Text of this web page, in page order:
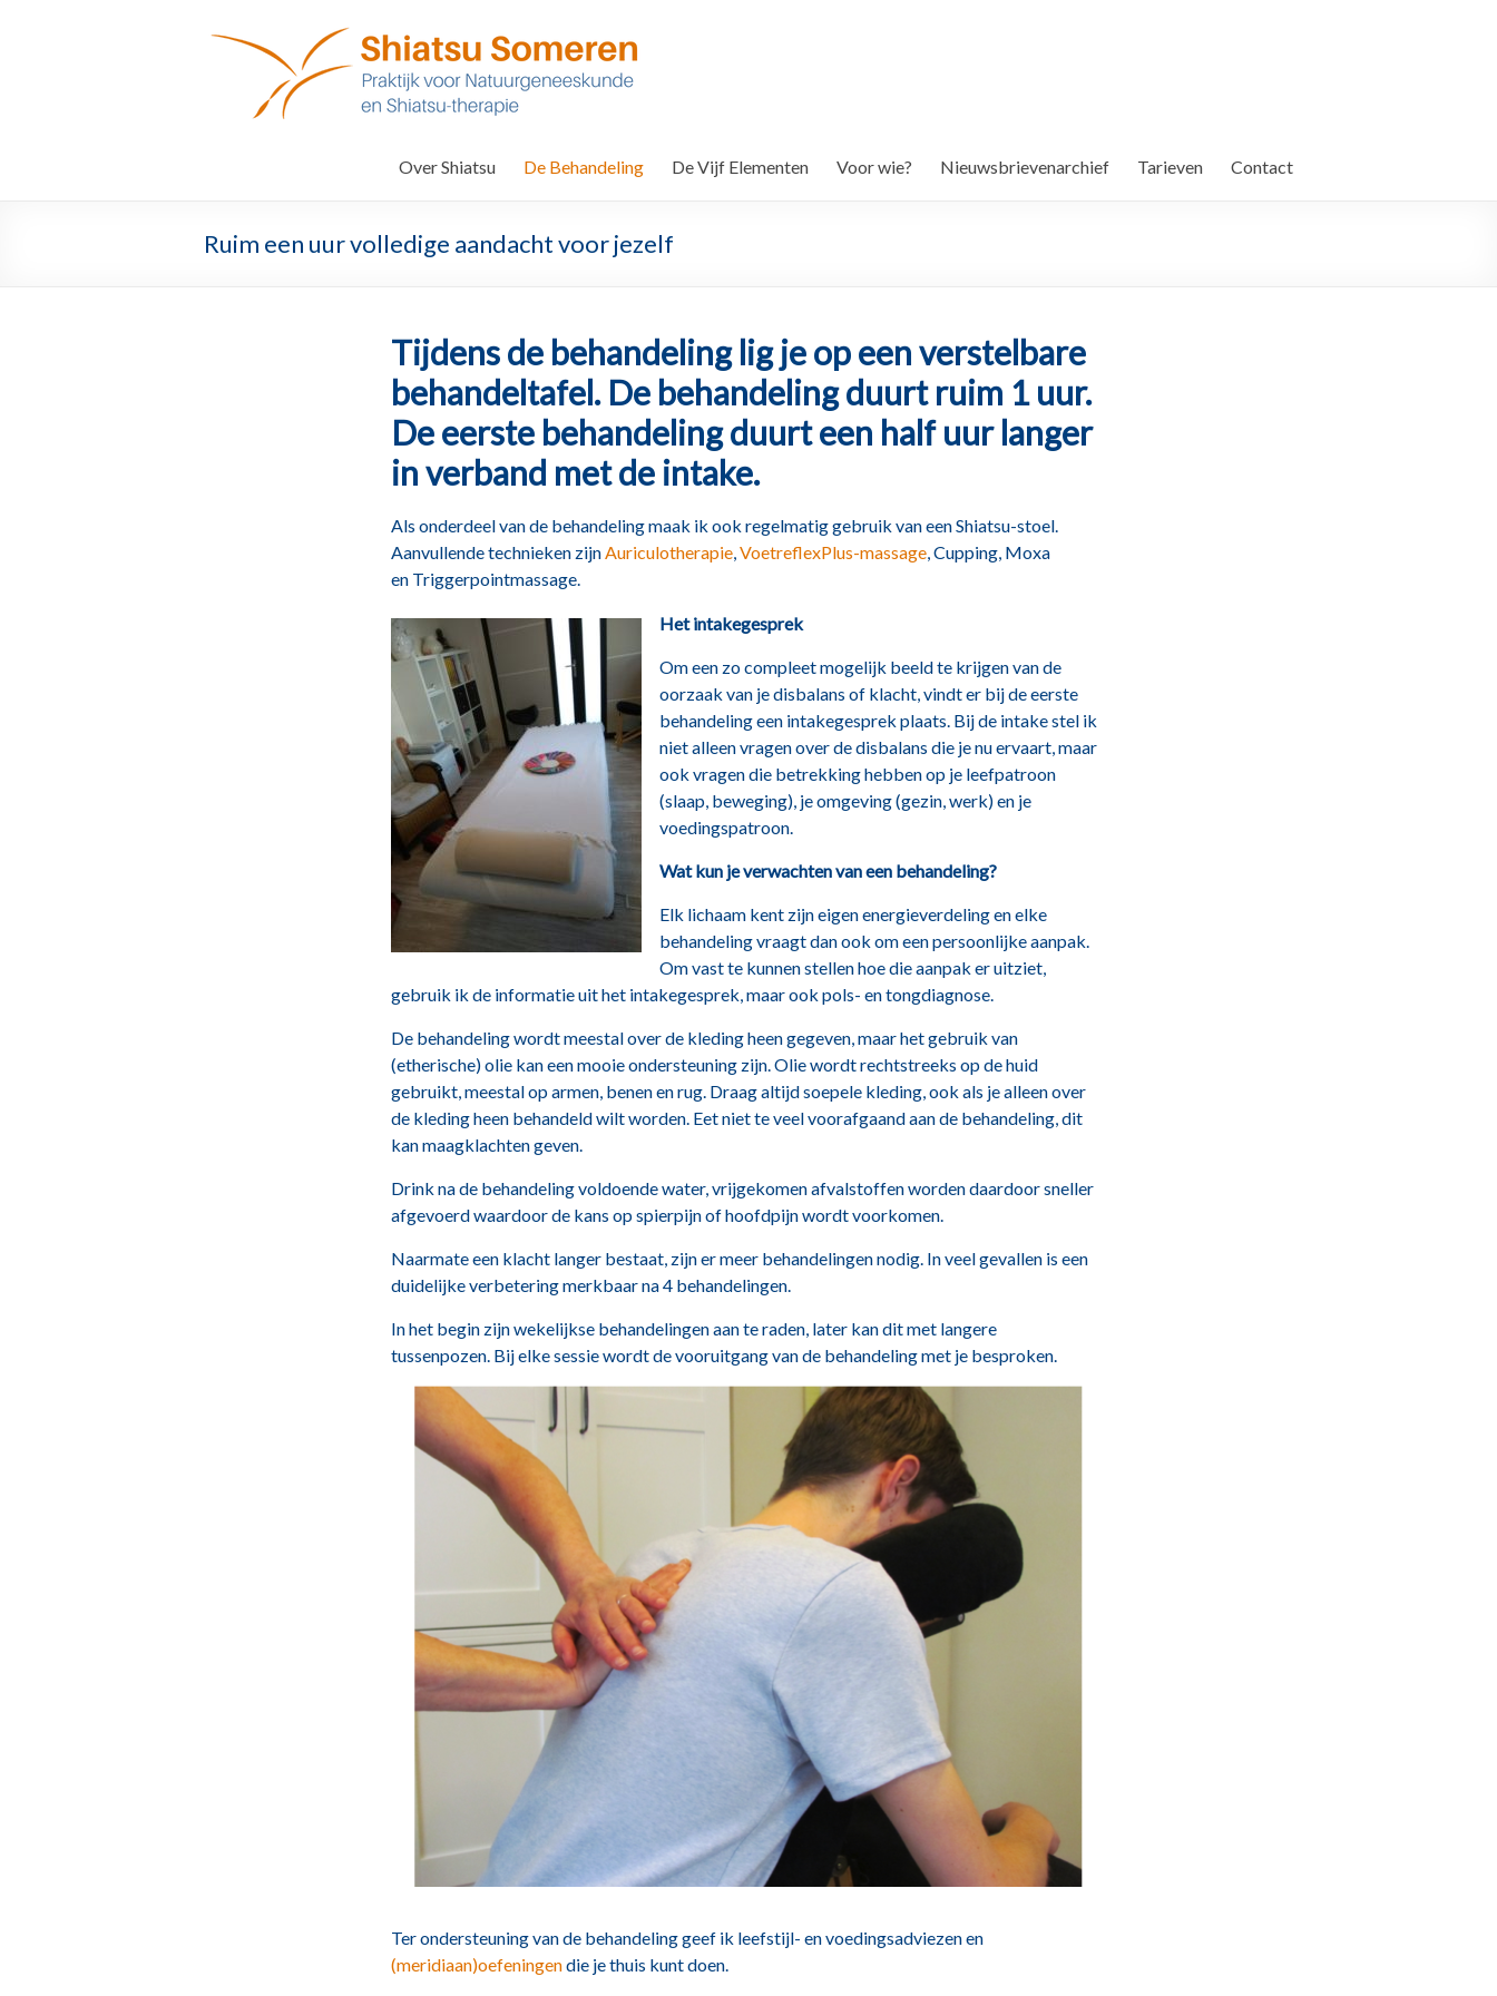
De
Kraanvogel
Over Shiatsu De Behandeling De Vijf Elementen Voor wie? Nieuwsbrievenarchief Tarieven Contact
Ruim een uur volledige aandacht voor jezelf
Tijdens de behandeling lig je op een verstelbare
behandeltafel. De behandeling duurt ruim 1 uur.
De eerste behandeling duurt een half uur langer
in verband met de intake.
Als onderdeel van de behandeling maak ik ook regelmatig gebruik van een Shiatsu-stoel.
Aanvullende technieken zijnAuriculotherapie,VoetreflexPlus-massage, Cupping, Moxa
en Triggerpointmassage.
Het intakegesprek
Om een zo compleet mogelijk beeld te krijgen van de
oorzaak van je disbalans of klacht, vindt er bij de eerste
behandeling een intakegesprek plaats. Bij de intake stel ik
niet alleen vragen over de disbalans die je nu ervaart, maar
ook vragen die betrekking hebben op je leefpatroon
(slaap, beweging), je omgeving (gezin, werk) en je
voedingspatroon.
Wat kun je verwachten van een behandeling?
Elk lichaam kent zijn eigen energieverdeling en elke
behandeling vraagt dan ook om een persoonlijke aanpak.
Om vast te kunnen stellen hoe die aanpak er uitziet,
gebruik ik de informatie uit het intakegesprek, maar ook pols- en tongdiagnose.
De behandeling wordt meestal over de kleding heen gegeven, maar het gebruik van
(etherische) olie kan een mooie ondersteuning zijn. Olie wordt rechtstreeks op de huid
gebruikt, meestal op armen, benen en rug. Draag altijd soepele kleding, ook als je alleen over
de kleding heen behandeld wilt worden. Eet niet te veel voorafgaand aan de behandeling, dit
kan maagklachten geven.
Drink na de behandeling voldoende water, vrijgekomen afvalstoffen worden daardoor sneller
afgevoerd waardoor de kans op spierpijn of hoofdpijn wordt voorkomen.
Naarmate een klacht langer bestaat, zijn er meer behandelingen nodig. In veel gevallen is een
duidelijke verbetering merkbaar na 4 behandelingen.
In het begin zijn wekelijkse behandelingen aan te raden, later kan dit met langere
tussenpozen. Bij elke sessie wordt de vooruitgang van de behandeling met je besproken.
Ter ondersteuning van de behandeling geef ik leefstijl- en voedingsadviezen en
(meridiaan)oefeningendie je thuis kunt doen.